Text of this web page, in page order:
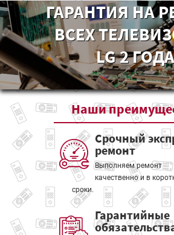
ГАРАНТИЯ НА
ВСЕХ
LG 2 ГОДА
Наши
Срочный
ремонт
Выполняем ремонт
качественно и в
сроки.
Гарантийные